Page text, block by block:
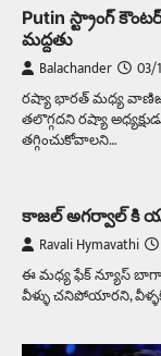
Putin స్ట్రాంగ్‌
మద్దతు
Balachander 03/
రష్యా భారత్‌ మధ్య
తలొగ్గదని రష్యా
తగ్గించుకోవాలని…
కాజల్ అగర్వాల్ కి
Ravali Hymavathi
ఈ మధ్య ఫేక్ న్యూస్ బాగా
వీళ్ళు చనిపోయారని,